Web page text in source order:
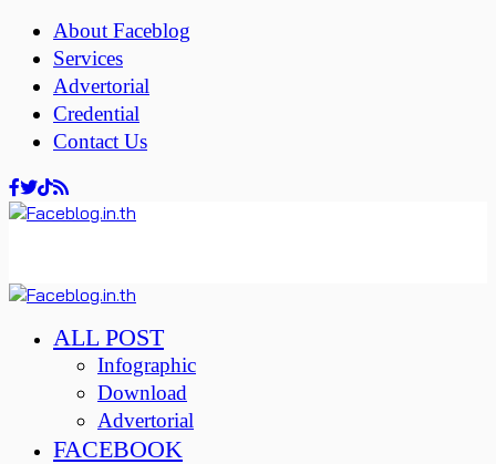
About Faceblog
Services
Advertorial
Credential
Contact Us
ALL POST
Infographic
Download
Advertorial
FACEBOOK